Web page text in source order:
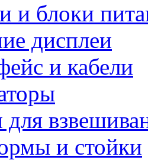
и блоки
дисплеи
и кабели
и стойки